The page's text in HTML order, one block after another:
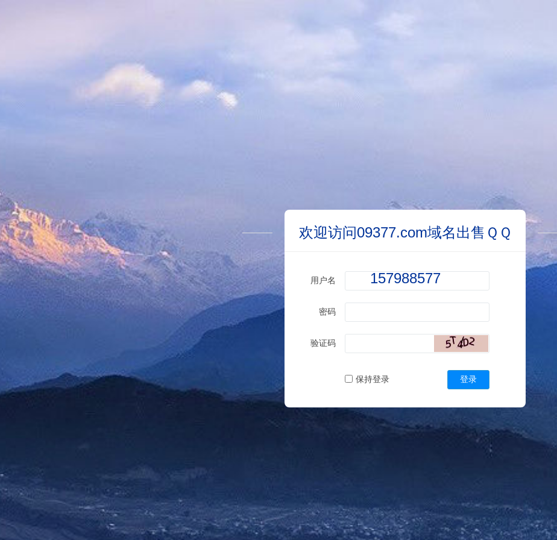
欢迎访问09377.com域名出售ＱＱ
157988577
用户名
密码
验证码
保持登录